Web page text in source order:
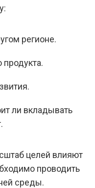
регионе.
продукта.
ли вкладывать
целей влияют
проводить
среды.